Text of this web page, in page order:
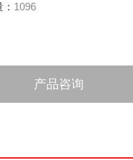
1096
产品咨询